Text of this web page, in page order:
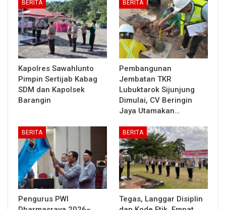
BERITA
Kapolres Sawahlunto
Pimpin Sertijab Kabag
SDM dan Kapolsek
Barangin
BERITA
Pembangunan
Jembatan TKR
Lubuktarok Sijunjung
Dimulai, CV Beringin
Jaya Utamakan…
BERITA
Pengurus PWI
BERITA
Tegas, Langgar Disiplin